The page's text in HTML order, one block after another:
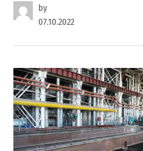
by
07.10.2022